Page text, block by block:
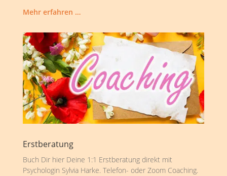
Mehr erfahren …
Erstberatung
Buch Dir hier Deine 1:1 Erstberatung direkt mit
Psychologin Sylvia Harke. Telefon- oder Zoom Coaching.